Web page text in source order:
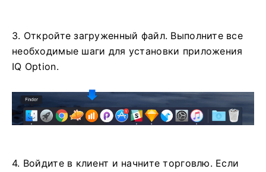
3. Откройте загруженный файл. Выполните все
необходимые шаги для установки приложения
IQ Option.
4. Войдите в клиент и начните торговлю. Если